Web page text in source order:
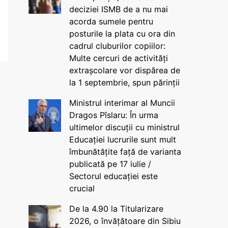
deciziei ISMB de a nu mai
acorda sumele pentru
posturile la plata cu ora din
cadrul cluburilor copiilor:
Multe cercuri de activități
extrașcolare vor dispărea de
la 1 septembrie, spun părinții
Ministrul interimar al Muncii
Dragos Pîslaru: În urma
ultimelor discuții cu ministrul
Educației lucrurile sunt mult
îmbunătățite față de varianta
publicată pe 17 iulie /
Sectorul educației este
crucial
De la 4.90 la Titularizare
2026, o învățătoare din Sibiu